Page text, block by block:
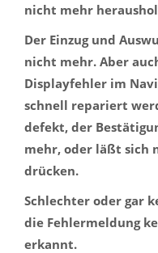
nicht mehr
Der Einzug und
nicht mehr. Aber
Displayfehler im
schnell repariert
defekt, der
mehr, oder läßt sich
drücken.
Schlechter oder gar
die Fehlermeldung
erkannt.